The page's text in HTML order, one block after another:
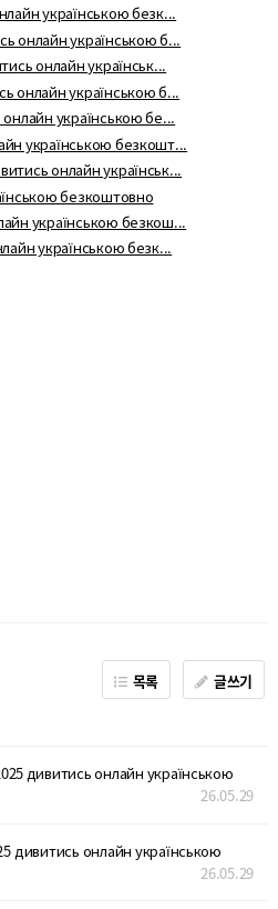
українською безк...
онлайн українською б...
онлайн українськ...
онлайн українською б...
українською бе...
українською безкошт...
онлайн українськ...
безкоштовно
українською безкош...
українською безк...
목록 글쓰기
дивитись онлайн українською
26.05.29
дивитись онлайн українською
26.05.29